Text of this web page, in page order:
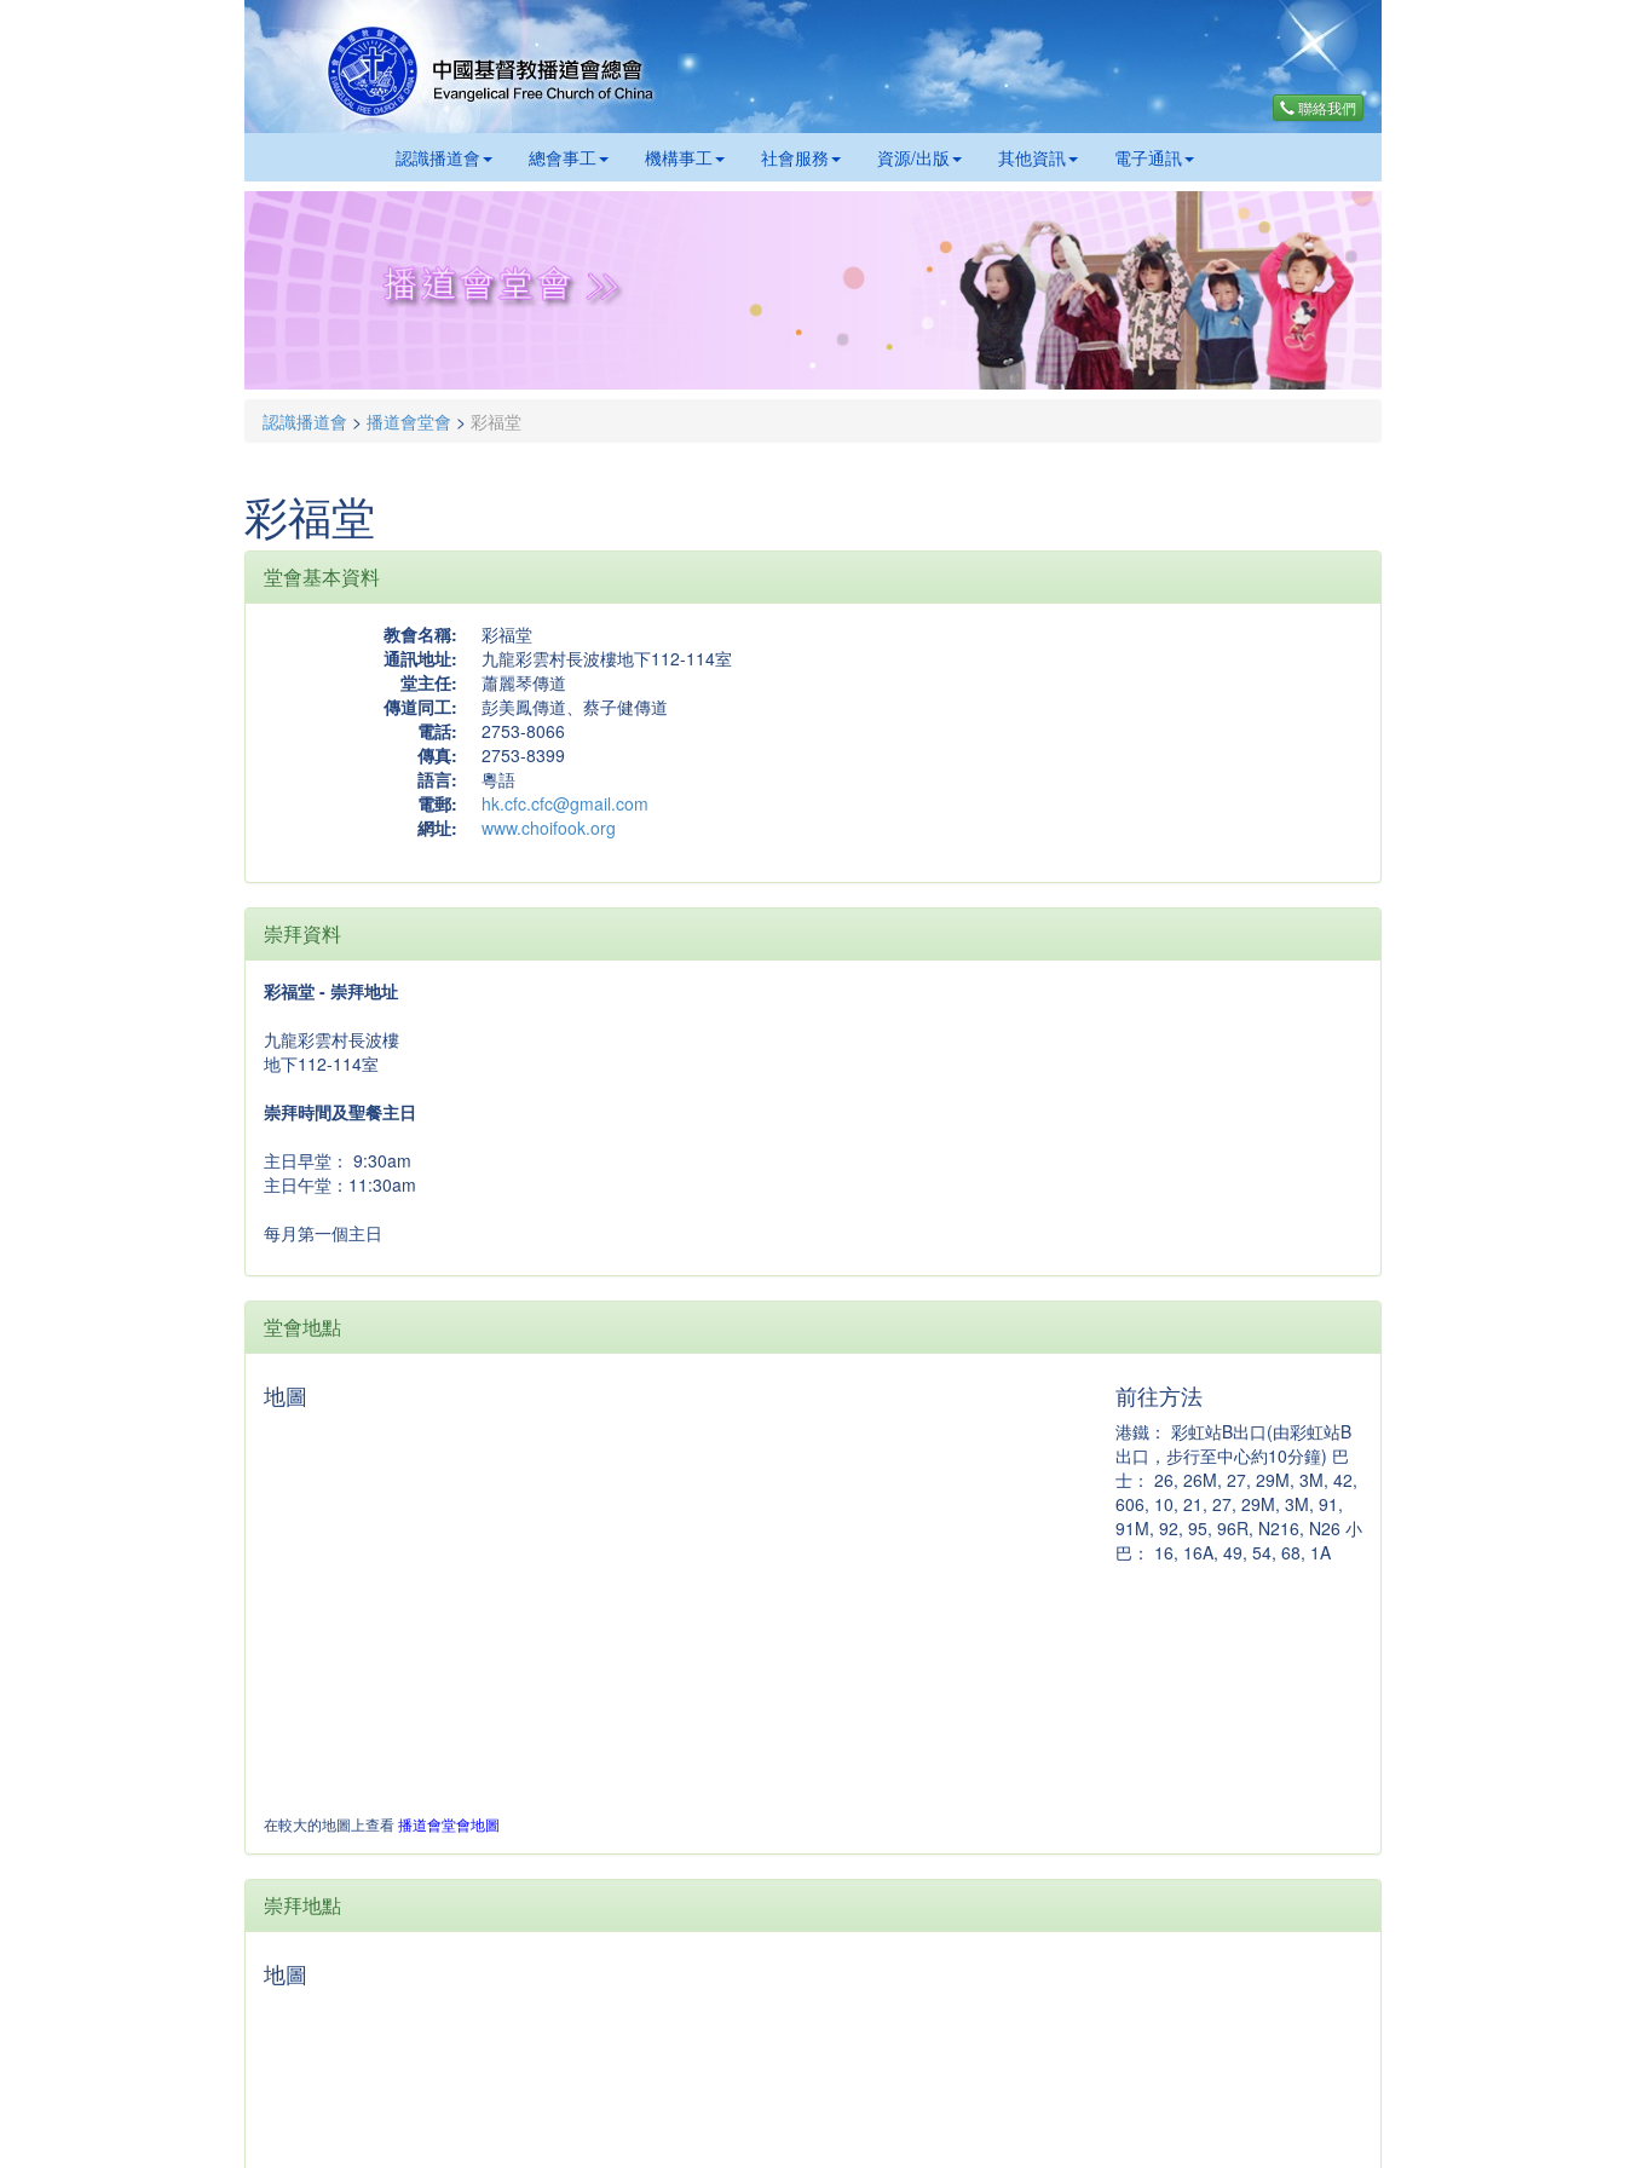
聯絡我們
認識播道會 總會事工 機構事工 社會服務 資源/出版 其他資訊 電子通訊
認識播道會 > 播道會堂會 > 彩福堂
彩福堂
堂會基本資料
教會名稱:
彩福堂
通訊地址:
九龍彩雲村長波樓地下112-114室
堂主任:
蕭麗琴傳道
傳道同工:
彭美鳳傳道、蔡子健傳道
電話:
2753-8066
傳真:
2753-8399
語言:
粵語
電郵:
hk.cfc.cfc@gmail.com
網址:
www.choifook.org
崇拜資料
彩福堂 - 崇拜地址
九龍彩雲村長波樓
地下112-114室
崇拜時間及聖餐主日
主日早堂： 9:30am
主日午堂：11:30am
每月第一個主日
堂會地點
地圖
在較大的地圖上查看播道會堂會地圖
前往方法
港鐵： 彩虹站B出口(由彩虹站B
出口，步行至中心約10分鐘) 巴
士： 26, 26M, 27, 29M, 3M, 42,
606, 10, 21, 27, 29M, 3M, 91,
91M, 92, 95, 96R, N216, N26 小
巴： 16, 16A, 49, 54, 68, 1A
崇拜地點
地圖